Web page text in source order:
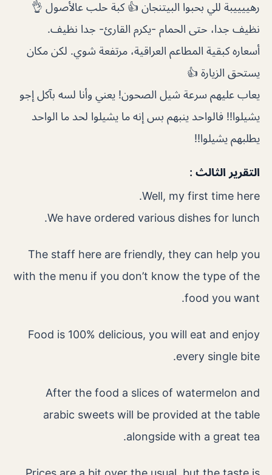
رهييييبة للي بحبوا البيتنجان 👍 كبة حلب عالأصول 👌
نظيف جدا، حتى الحمام -يكرم القارئ- جدا نظيف.
أسعاره كبقية المطاعم العراقية، مرتفعة شوي. لكن مكان
يستحق الزيارة 👍
يعاب عليهم سرعة شيل الصحون! يعني وأنا لسه بآكل إجو
يشيلوا!! فالواحد ينبهم بس إنه ما يشيلوا لحد ما الواحد
يطلبهم يشيلوا!!
التقرير الثالث :
Well, my first time here.
We have ordered various dishes for lunch.
The staff here are friendly, they can help you
with the menu if you don’t know the type of the
food you want.
Food is 100% delicious, you will eat and enjoy
every single bite.
After the food a slices of watermelon and
arabic sweets will be provided at the table
alongside with a great tea.